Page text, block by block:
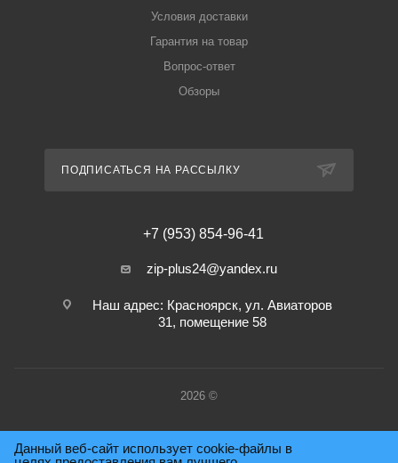
Условия доставки
Гарантия на товар
Вопрос-ответ
Обзоры
ПОДПИСАТЬСЯ НА РАССЫЛКУ
+7 (953) 854-96-41
zip-plus24@yandex.ru
Наш адрес: Красноярск, ул. Авиаторов
31, помещение 58
2026 ©
Данный веб-сайт использует cookie-файлы в